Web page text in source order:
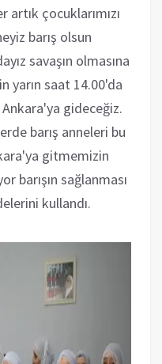
artık çocuklarımızı
barış olsun
savaşın olmasına
yarın saat 14.00'da
gideceğiz.
barış anneleri bu
gitmemizin
barışın sağlanması
kullandı.